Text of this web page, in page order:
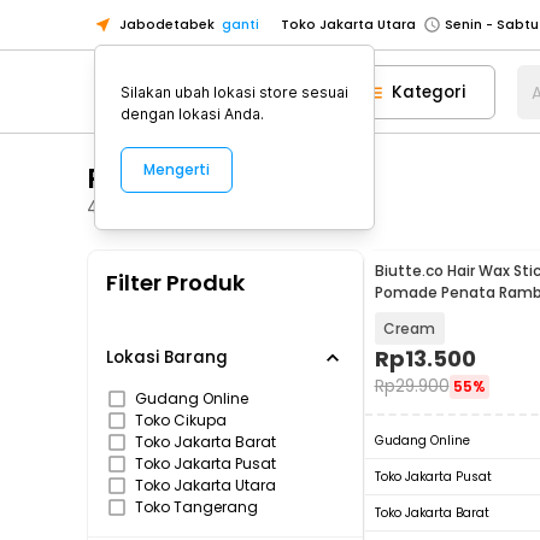
Jabodetabek ganti Toko Jakarta Utara
Toko Tangerang
Toko Cikupa
Pick n Go Jakarta Barat
Senin -
Toko Jakarta Barat
Senin -
Toko Tangerang
Kategori
Perawatan Kulit
48
Filter Produk
Lokasi Barang
Gudang Online
Toko Cikupa
Toko Jakarta Barat
Toko Jakarta Pusat
Toko Jakarta Utara
Toko Tangerang
Biutte.co Hair Wax
Pomade Penata
Cream
Rp13.500
Rp29.900 55%
Gudang Online
Toko Jakarta Pusat
Toko Jakarta Barat
Silakan ubah lokasi store sesuai
dengan lokasi Anda.
Mengerti